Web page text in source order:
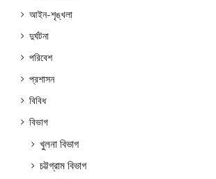
আইন-শৃঙ্খলা
দুর্ঘটনা
পরিবেশ
প্রশাসন
বিবিধ
বিভাগ
খুলনা বিভাগ
চট্টগ্রাম বিভাগ